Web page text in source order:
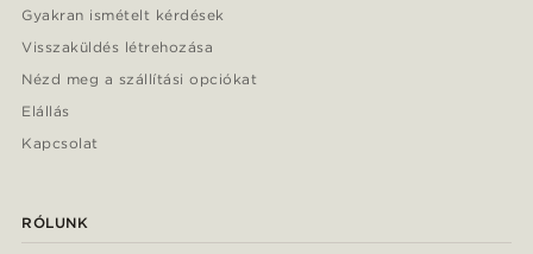
Gyakran ismételt kérdések
Visszaküldés létrehozása
Nézd meg a szállítási opciókat
Elállás
Kapcsolat
RÓLUNK